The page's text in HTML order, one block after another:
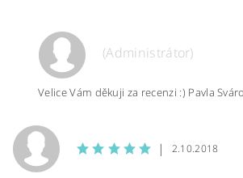
(Administrátor)
Velice Vám děkuji za recenzi :) Pavla
| 2.10.2018